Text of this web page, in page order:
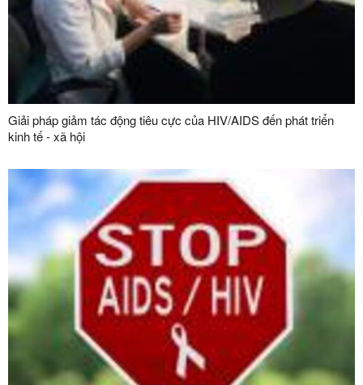
Giải pháp giảm tác động tiêu cực của HIV/AIDS đến phát triển
kinh tế - xã hội